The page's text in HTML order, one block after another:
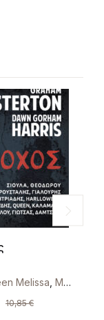
Melissa Masterton Graham
10,85€